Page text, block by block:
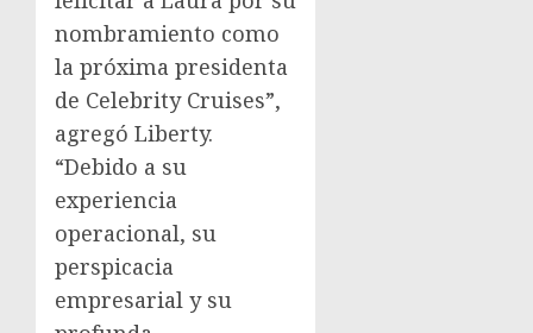
nombramiento como
la próxima presidenta
de Celebrity Cruises”,
agregó Liberty.
“Debido a su
experiencia
operacional, su
perspicacia
empresarial y su